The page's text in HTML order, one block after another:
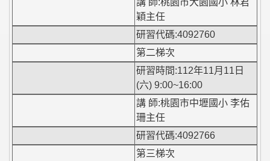
講 師:桃園市大園國小 林君
穎主任
研習代碼:4092760
第二梯次
研習時間:112年11月11日
(六) 9:00~16:00
講 師:桃園市中壢國小 李佑
珊主任
研習代碼:4092766
第三梯次